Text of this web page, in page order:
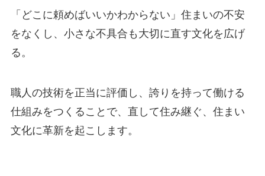
「どこに頼めばいいかわからない」住まいの不安
をなくし、小さな不具合も大切に直す文化を広げ
る。
職人の技術を正当に評価し、誇りを持って働ける
仕組みをつくることで、直して住み継ぐ、住まい
文化に革新を起こします。